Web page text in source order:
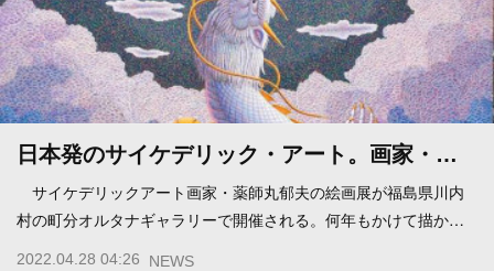
日本発のサイケデリック・アート。画家・…
サイケデリックアート画家・薬師丸郁夫の絵画展が福島県川内
村の町分オルタナギャラリーで開催される。何年もかけて描か…
2022.04.28 04:26 NEWS